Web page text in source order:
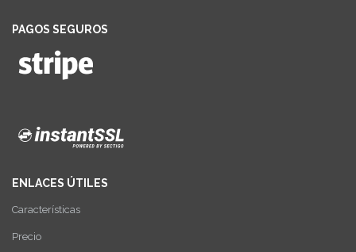
PAGOS SEGUROS
ENLACES ÚTILES
Características
Precio